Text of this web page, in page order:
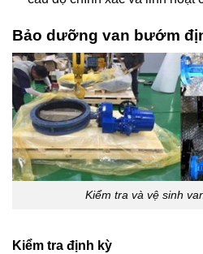
Bảo dưỡng van bướm
Kiểm tra và vệ sinh
Kiểm tra định kỳ